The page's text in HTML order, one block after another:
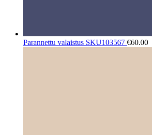
Parannettu valaistus SKU103567 €60.00